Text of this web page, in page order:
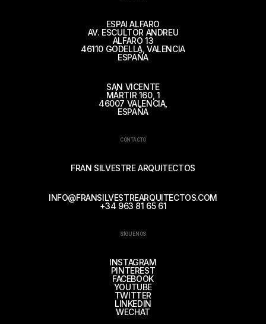
ESPAI ALFARO
AV. ESCULTOR ANDREU
ALFARO 13
46110 GODELLA, VALENCIA
ESPAÑA
SAN VICENTE
MÁRTIR 160, 1
46007 VALENCIA,
ESPAÑA
CONTACTO
FRAN SILVESTRE ARQUITECTOS
INFO@FRANSILVESTREARQUITECTOS.COM
+34 963 81 65 61
SÍGUENOS
INSTAGRAM
PINTEREST
FACEBOOK
YOUTUBE
TWITTER
LINKEDIN
WECHAT